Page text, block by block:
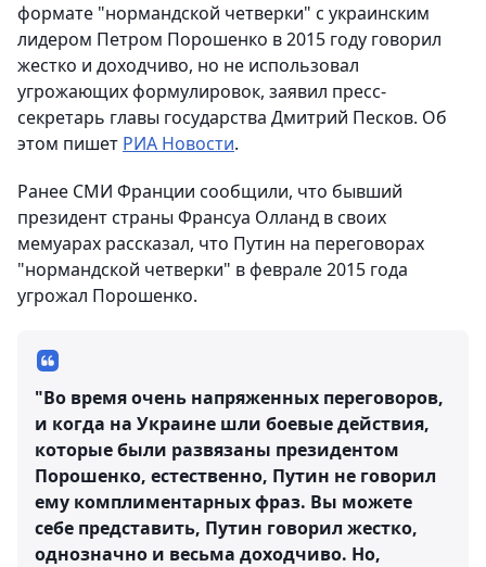
формате "нормандской четверки" с украинским
лидером Петром Порошенко в 2015 году говорил
жестко и доходчиво, но не использовал
угрожающих формулировок, заявил пресс-
секретарь главы государства Дмитрий Песков. Об
этом пишет РИА Новости.
Ранее СМИ Франции сообщили, что бывший
президент страны Франсуа Олланд в своих
мемуарах рассказал, что Путин на переговорах
"нормандской четверки" в феврале 2015 года
угрожал Порошенко.
"Во время очень напряженных переговоров,
и когда на Украине шли боевые действия,
которые были развязаны президентом
Порошенко, естественно, Путин не говорил
ему комплиментарных фраз. Вы можете
себе представить, Путин говорил жестко,
однозначно и весьма доходчиво. Но,